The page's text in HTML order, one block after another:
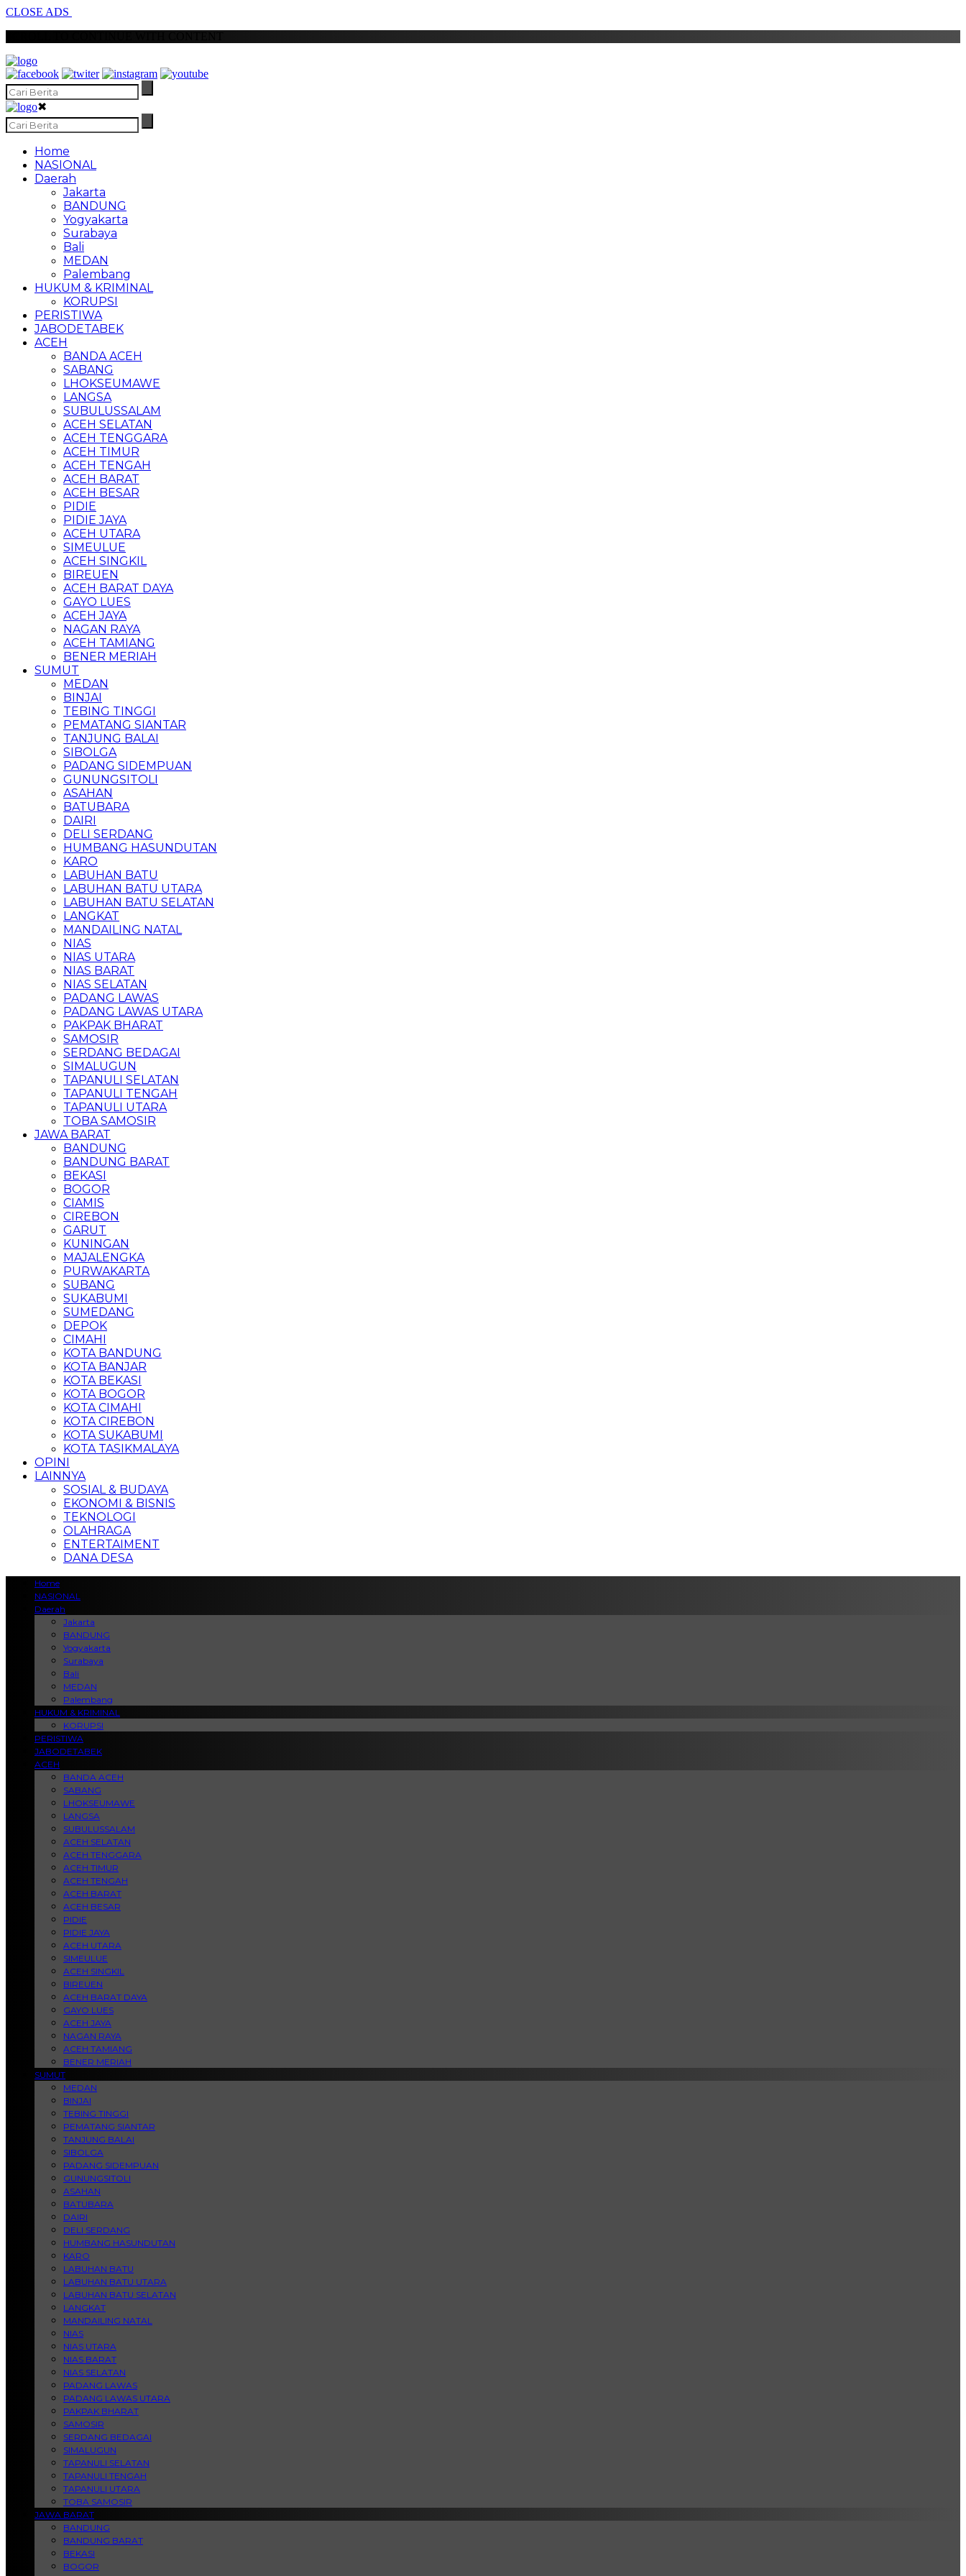
CLOSE ADS
✖
Home
NASIONAL
Daerah
Jakarta
BANDUNG
Yogyakarta
Surabaya
Bali
MEDAN
Palembang
HUKUM & KRIMINAL
KORUPSI
PERISTIWA
JABODETABEK
ACEH
BANDA ACEH
SABANG
LHOKSEUMAWE
LANGSA
SUBULUSSALAM
ACEH SELATAN
ACEH TENGGARA
ACEH TIMUR
ACEH TENGAH
ACEH BARAT
ACEH BESAR
PIDIE
PIDIE JAYA
ACEH UTARA
SIMEULUE
ACEH SINGKIL
BIREUEN
ACEH BARAT DAYA
GAYO LUES
ACEH JAYA
NAGAN RAYA
ACEH TAMIANG
BENER MERIAH
SUMUT
MEDAN
BINJAI
TEBING TINGGI
PEMATANG SIANTAR
TANJUNG BALAI
SIBOLGA
PADANG SIDEMPUAN
GUNUNGSITOLI
ASAHAN
BATUBARA
DAIRI
DELI SERDANG
HUMBANG HASUNDUTAN
KARO
LABUHAN BATU
LABUHAN BATU UTARA
LABUHAN BATU SELATAN
LANGKAT
MANDAILING NATAL
NIAS
NIAS UTARA
NIAS BARAT
NIAS SELATAN
PADANG LAWAS
PADANG LAWAS UTARA
PAKPAK BHARAT
SAMOSIR
SERDANG BEDAGAI
SIMALUGUN
TAPANULI SELATAN
TAPANULI TENGAH
TAPANULI UTARA
TOBA SAMOSIR
JAWA BARAT
BANDUNG
BANDUNG BARAT
BEKASI
BOGOR
CIAMIS
CIREBON
GARUT
KUNINGAN
MAJALENGKA
PURWAKARTA
SUBANG
SUKABUMI
SUMEDANG
DEPOK
CIMAHI
KOTA BANDUNG
KOTA BANJAR
KOTA BEKASI
KOTA BOGOR
KOTA CIMAHI
KOTA CIREBON
KOTA SUKABUMI
KOTA TASIKMALAYA
OPINI
LAINNYA
SOSIAL & BUDAYA
EKONOMI & BISNIS
TEKNOLOGI
OLAHRAGA
ENTERTAIMENT
DANA DESA
Home
NASIONAL
Daerah
Jakarta
BANDUNG
Yogyakarta
Surabaya
Bali
MEDAN
Palembang
HUKUM & KRIMINAL
KORUPSI
PERISTIWA
JABODETABEK
ACEH
BANDA ACEH
SABANG
LHOKSEUMAWE
LANGSA
SUBULUSSALAM
ACEH SELATAN
ACEH TENGGARA
ACEH TIMUR
ACEH TENGAH
ACEH BARAT
ACEH BESAR
PIDIE
PIDIE JAYA
ACEH UTARA
SIMEULUE
ACEH SINGKIL
BIREUEN
ACEH BARAT DAYA
GAYO LUES
ACEH JAYA
NAGAN RAYA
ACEH TAMIANG
BENER MERIAH
SUMUT
MEDAN
BINJAI
TEBING TINGGI
PEMATANG SIANTAR
TANJUNG BALAI
SIBOLGA
PADANG SIDEMPUAN
GUNUNGSITOLI
ASAHAN
BATUBARA
DAIRI
DELI SERDANG
HUMBANG HASUNDUTAN
KARO
LABUHAN BATU
LABUHAN BATU UTARA
LABUHAN BATU SELATAN
LANGKAT
MANDAILING NATAL
NIAS
NIAS UTARA
NIAS BARAT
NIAS SELATAN
PADANG LAWAS
PADANG LAWAS UTARA
PAKPAK BHARAT
SAMOSIR
SERDANG BEDAGAI
SIMALUGUN
TAPANULI SELATAN
TAPANULI TENGAH
TAPANULI UTARA
TOBA SAMOSIR
JAWA BARAT
BANDUNG
BANDUNG BARAT
BEKASI
BOGOR